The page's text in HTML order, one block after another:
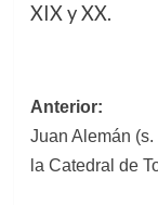
XIX y XX.
de
Anterior:
Juan Alemán
la Catedral de